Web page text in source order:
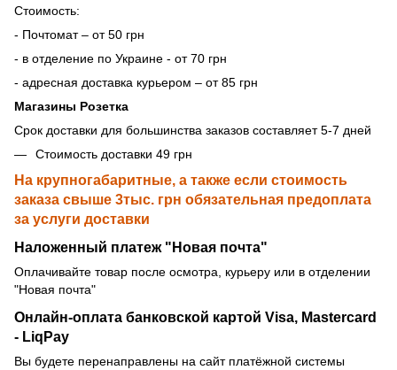
Стоимость:
- Почтомат – от 50 грн
- в отделение по Украине - от 70 грн
- адресная доставка курьером – от 85 грн
Магазины Розетка
Срок доставки для большинства заказов составляет 5-7 дней
Стоимость доставки 49 грн
На крупногабаритные, а также если стоимость
заказа свыше 3тыс. грн обязательная предоплата
за услуги доставки
Наложенный платеж "Новая почта"
Оплачивайте товар после осмотра, курьеру или в отделении
"Новая почта"
Онлайн-оплата банковской картой Visa, Mastercard
- LiqPay
Вы будете перенаправлены на сайт платёжной системы